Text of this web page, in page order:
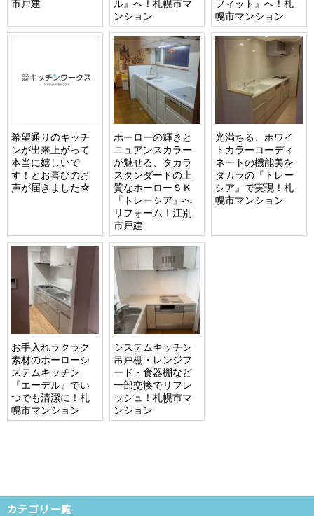
市戸建
ル』へ！札幌市マ
ンション
フィット』へ！札
幌市マンション
希望通りのキッチ
ンが出来上がって
本当に嬉しいで
す！とお喜びのお
声が届きました☆
ホーローの輝きと
ニュアンスカラー
が魅せる、タカラ
スタンダードの上
質なホーローＳＫ
『トレーシア』へ
リフォーム！江別
市戸建
光満ちる、ホワイ
トカラーコーディ
ネートの機能美を
タカラの『トレー
シア』で実現！札
幌市マンション
お手入れラクラク
素材のホーローシ
ステムキッチン
『エーデル』でい
つでも清潔に！札
幌市マンション
システムキッチン
吊戸棚・レンジフ
ード・食器棚など
一部交換でリフレ
ッシュ！札幌市マ
ンション
カテゴリ一覧